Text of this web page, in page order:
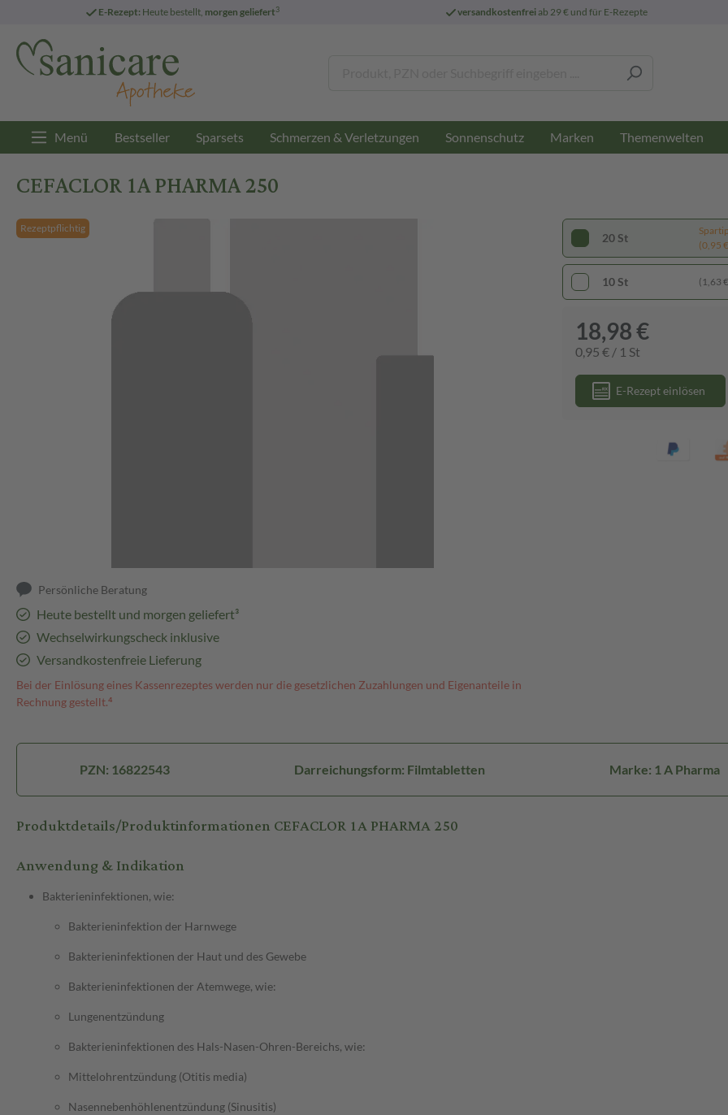
E-Rezept: Heute bestellt, morgen geliefert3 versandkostenfreiab 29 € und für E-Rezepte
Menü Bestseller Sparsets Schmerzen & Verletzungen Sonnenschutz Marken Themenwelten
CEFACLOR 1A PHARMA 250
Rezeptpflichtig
Persönliche Beratung
Heute bestellt und morgen geliefert³
Wechselwirkungscheck inklusive
Versandkostenfreie Lieferung
Bei der Einlösung eines Kassenrezeptes werden nur die gesetzlichen Zuzahlungen und Eigenanteile in
Rechnung gestellt.⁴
20 St
(0,95
10 St (1,63
18,98 €
0,95 € / 1 St
E-Rezept einlösen
PZN: 16822543 Darreichungsform: Filmtabletten Marke: 1 A Pharma
Produktdetails/Produktinformationen CEFACLOR 1A PHARMA 250
Anwendung & Indikation
Bakterieninfektionen, wie:
Bakterieninfektion der Harnwege
Bakterieninfektionen der Haut und des Gewebe
Bakterieninfektionen der Atemwege, wie:
Lungenentzündung
Bakterieninfektionen des Hals-Nasen-Ohren-Bereichs, wie:
Mittelohrentzündung (Otitis media)
Nasennebenhöhlenentzündung (Sinusitis)